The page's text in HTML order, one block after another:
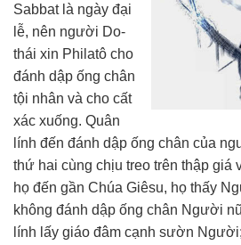
Sabbat là ngày đại
lễ, nên người Do-
thái xin Philatô cho
đánh dập ống chân
tội nhân và cho cất
xác xuống. Quân
lính đến đánh dập ống chân của
thứ hai cùng chịu treo trên thập
họ đến gần Chúa Giêsu, họ thấy
không đánh dập ống chân Người
lính lấy giáo đâm cạnh sườn